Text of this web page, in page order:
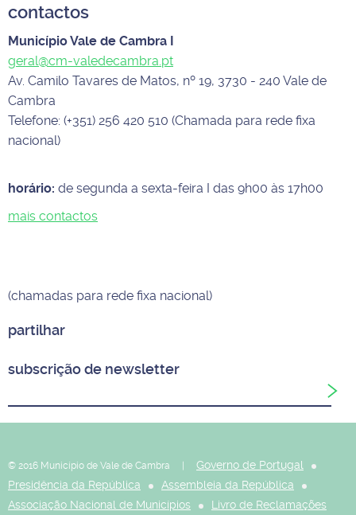
contactos
Município Vale de Cambra I
geral@cm-valedecambra.pt
Av. Camilo Tavares de Matos, nº 19, 3730 - 240 Vale de
Cambra
Telefone: (+351) 256 420 510 (Chamada para rede fixa
nacional)
horário: de segunda a sexta-feira I das 9h00 às 17h00
mais contactos
(chamadas para rede fixa nacional)
partilhar
subscrição de newsletter
© 2016 Município de Vale de Cambra |
Governo de Portugal
Presidência da República
Assembleia da República
Associação Nacional de Municípios
Livro de Reclamações